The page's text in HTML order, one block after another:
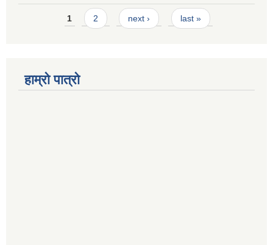
Pages1 2 next › last »
हाम्रो पात्रो